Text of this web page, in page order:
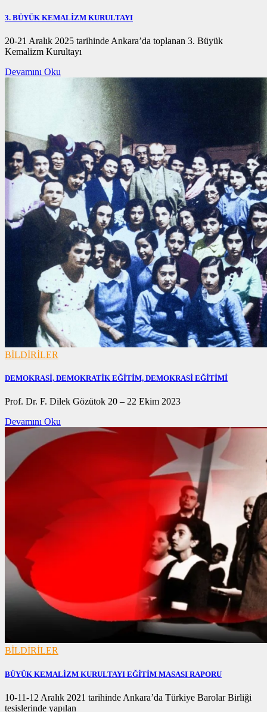
3. BÜYÜK KEMALİZM KURULTAYI
01/01/202601/01/2026
20-21 Aralık 2025 tarihinde Ankara’da toplanan 3. Büyük
Kemalizm Kurultayı
Devamını Oku
BİLDİRİLER
DEMOKRASİ, DEMOKRATİK EĞİTİM, DEMOKRASİ EĞİTİMİ
23/10/2023 23/10/2023
Prof. Dr. F. Dilek Gözütok 20 – 22 Ekim 2023
Devamını Oku
BİLDİRİLER
BÜYÜK KEMALİZM KURULTAYI EĞİTİM MASASI RAPORU
02/03/2022
10-11-12 Aralık 2021 tarihinde Ankara’da Türkiye Barolar Birliği
tesislerinde yapılan